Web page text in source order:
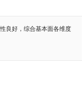
良好，综合基本面各维度